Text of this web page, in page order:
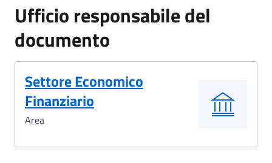
Ufficio responsabile del
documento
Settore Economico
Finanziario
Area